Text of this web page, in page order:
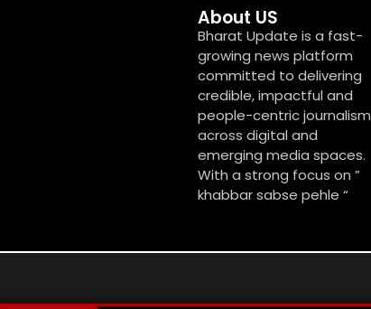
About US
Bharat Update is a fast-
growing news platform
committed to delivering
credible, impactful and
people-centric journalism
across digital and
emerging media spaces.
With a strong focus on ”
khabbar sabse pehle “